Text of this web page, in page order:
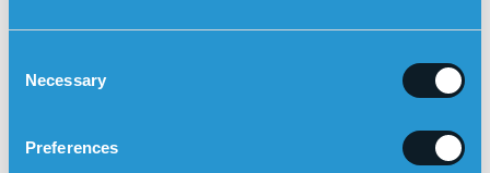
Necessary
Preferences
Ved osteoporose er et fall aldri ufarlig. Sensorems
pårørende via klokkens innebygde høyttaler – selv om
fungerer utendørs og har innebygd GPS-posisjonering.